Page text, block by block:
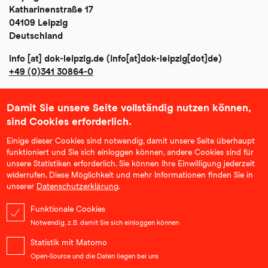
Katharinenstraße 17
04109 Leipzig
Deutschland
info [at] dok-leipzig.de (info[at]dok-leipzig[dot]de)
+49 (0)341 30864-0
Impressum
Datenschutz
AGB
Community Richtlinien
Klimabilanz und Nachhaltigkeit
Erklärung zur Barrierefreiheit
Damit Sie unsere Seite vollständig nutzen können,
sind Cookies erforderlich.
Einige dieser Cookies sind notwendig, damit unsere Seite überhaupt
funktioniert und Sie sich einloggen können, andere Cookies sind für
unsere Statistiken erforderlich. Sie können Ihre Einwilligung jederzeit
widerrufen. Diese Möglichkeit und mehr Informationen finden Sie in
unserer Datenschutzerklärung.
Funktionale Cookies
Notwendig, z.B. damit Sie sich einloggen können
Statistik mit Matomo
Open-Source und die Daten liegen bei uns